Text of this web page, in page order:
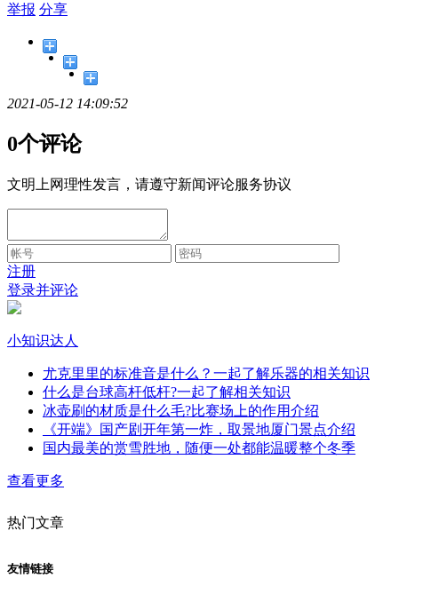
举报 分享
2021-05-12 14:09:52
0个评论
文明上网理性发言，请遵守新闻评论服务协议
注册
登录并评论
小知识达人
尤克里里的标准音是什么？一起了解乐器的相关知识
什么是台球高杆低杆?一起了解相关知识
冰壶刷的材质是什么毛?比赛场上的作用介绍
《开端》国产剧开年第一炸，取景地厦门景点介绍
国内最美的赏雪胜地，随便一处都能温暖整个冬季
查看更多
热门文章
友情链接